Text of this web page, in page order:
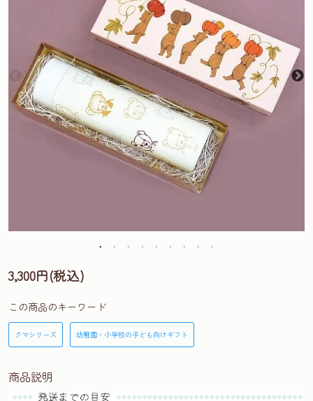
3,300円(税込)
この商品のキーワード
クマシリーズ 幼稚園・小学校の子ども向けギフト
商品説明